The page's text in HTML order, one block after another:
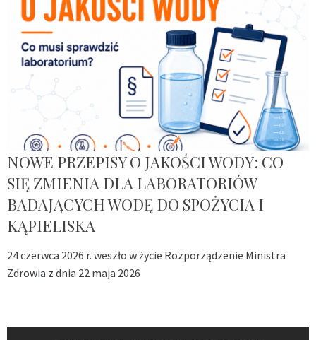
NOWE PRZEPISY O JAKOŚCI WODY: CO
SIĘ ZMIENIA DLA LABORATORIÓW
BADAJĄCYCH WODĘ DO SPOŻYCIA I
KĄPIELISKA
24 czerwca 2026 r. weszło w życie Rozporządzenie Ministra
Zdrowia z dnia 22 maja 2026